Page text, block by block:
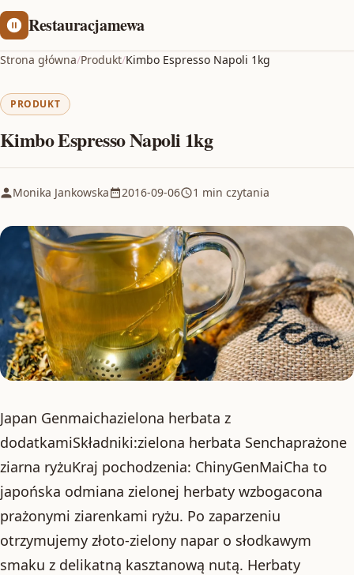
Restauracjamewa
Strona główna/Produkt/Kimbo Espresso Napoli 1kg
PRODUKT
Kimbo Espresso Napoli 1kg
Monika Jankowska 2016-09-06 1 min czytania
Japan Genmaichazielona herbata z
dodatkamiSkładniki:zielona herbata Senchaprażone
ziarna ryżuKraj pochodzenia: ChinyGenMaiCha to
japońska odmiana zielonej herbaty wzbogacona
prażonymi ziarenkami ryżu. Po zaparzeniu
otrzymujemy złoto-zielony napar o słodkawym
smaku z delikatną kasztanową nutą. Herbaty